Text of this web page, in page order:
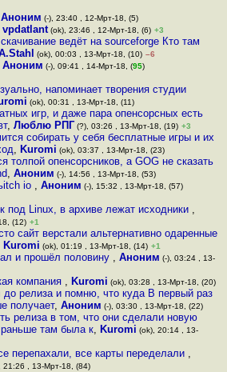
Аноним (-), 23:40 , 12-Мрт-18, (5)
vpdatlant (ok), 23:46 , 12-Мрт-18, (6) +3
ведёт на sourceforge Кто там
(ok), 00:03 , 13-Мрт-18, (10) –6
Аноним (-), 09:41 , 14-Мрт-18, (95)
напоминает творения студии
(ok), 00:31 , 13-Мрт-18, (11)
игр, и даже пара опенсорсных есть
, Люблю РПГ (?), 03:26 , 13-Мрт-18, (19) +3
собирать у себя бесплатные игры и их
, Kuromi (ok), 03:37 , 13-Мрт-18, (23)
толпой опенсорсников, а GOG не сказать
, Аноним (-), 14:56 , 13-Мрт-18, (53)
io ,Аноним (-), 15:32 , 13-Мрт-18, (57)
под Linux, в архиве лежат исходники ,
(12) +1
сайт верстали альтернативно одаренные
Kuromi (ok), 01:19 , 13-Мрт-18, (14) +1
и прошёл половину , Аноним (-), 03:24 , 13-
компания , Kuromi (ok), 03:28 , 13-Мрт-18, (20)
до релиза и помню, что куда В первый раз
получает, Аноним (-), 03:30 , 13-Мрт-18, (22)
релиза в том, что они сделали новую
там была к, Kuromi (ok), 20:14 , 13-
перепахали, все карты переделали ,
21:26 , 13-Мрт-18, (84)